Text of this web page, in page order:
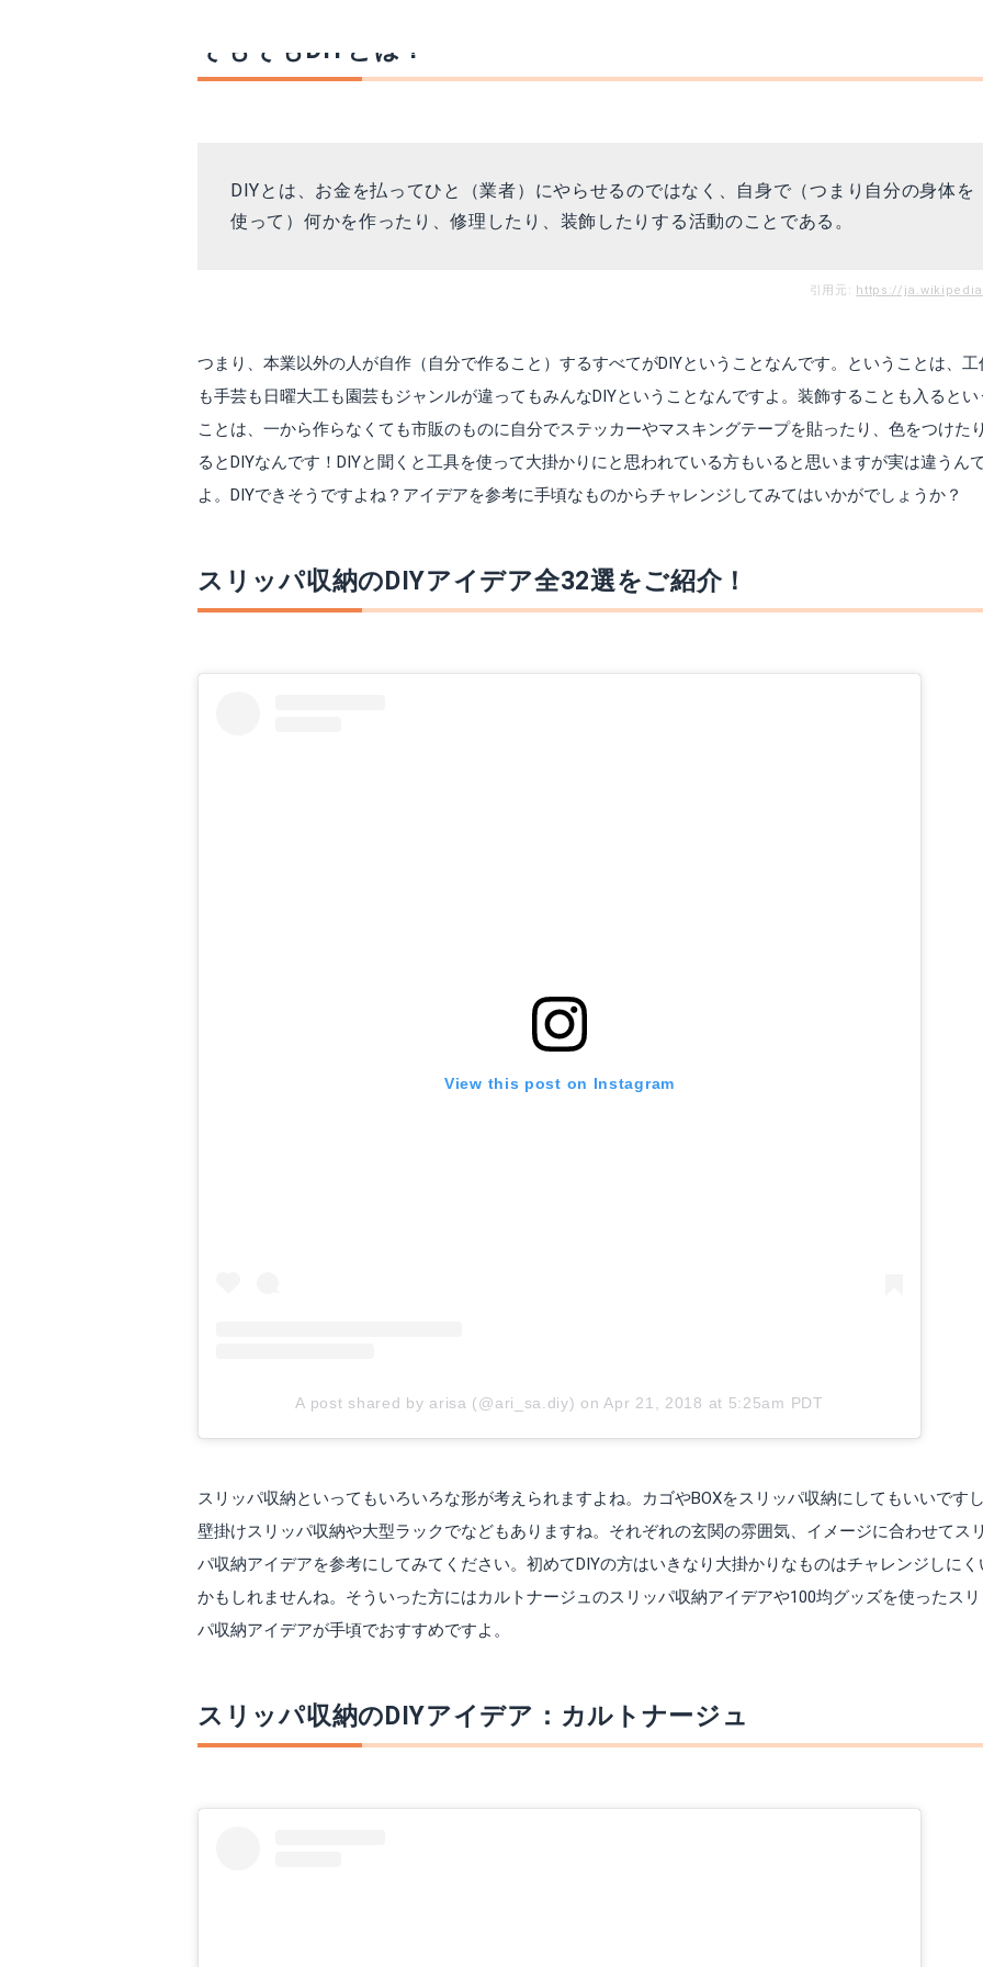
そもそもDIYとは？
DIYとは、お金を払ってひと（業者）にやらせるのではなく、自身で（つまり自分の身体を
使って）何かを作ったり、修理したり、装飾したりする活動のことである。
引用元: https://
つまり、本業以外の人が自作（自分で作ること）するすべてがDIYということなんです。ということは、工
も手芸も日曜大工も園芸もジャンルが違ってもみんなDIYということなんですよ。装飾することも入るとい
ことは、一から作らなくても市販のものに自分でステッカーやマスキングテープを貼ったり、色をつけた
るとDIYなんです！DIYと聞くと工具を使って大掛かりにと思われている方もいると思いますが実は違うん
よ。DIYできそうですよね？アイデアを参考に手頃なものからチャレンジしてみてはいかがでしょうか？
スリッパ収納のDIYアイデア全32選をご紹介！
View this post on Instagram
A post shared by arisa (@ari_sa.diy) on Apr 21, 2018 at 5:25am PDT
スリッパ収納といってもいろいろな形が考えられますよね。カゴやBOXをスリッパ収納にしてもいいですし
壁掛けスリッパ収納や大型ラックでなどもありますね。それぞれの玄関の雰囲気、イメージに合わせてス
パ収納アイデアを参考にしてみてください。初めてDIYの方はいきなり大掛かりなものはチャレンジしにく
かもしれませんね。そういった方にはカルトナージュのスリッパ収納アイデアや100均グッズを使ったスリ
パ収納アイデアが手頃でおすすめですよ。
スリッパ収納のDIYアイデア：カルトナージュ